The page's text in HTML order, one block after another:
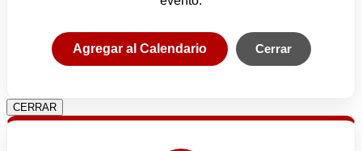
Agregar al Calendario Cerrar
CERRAR